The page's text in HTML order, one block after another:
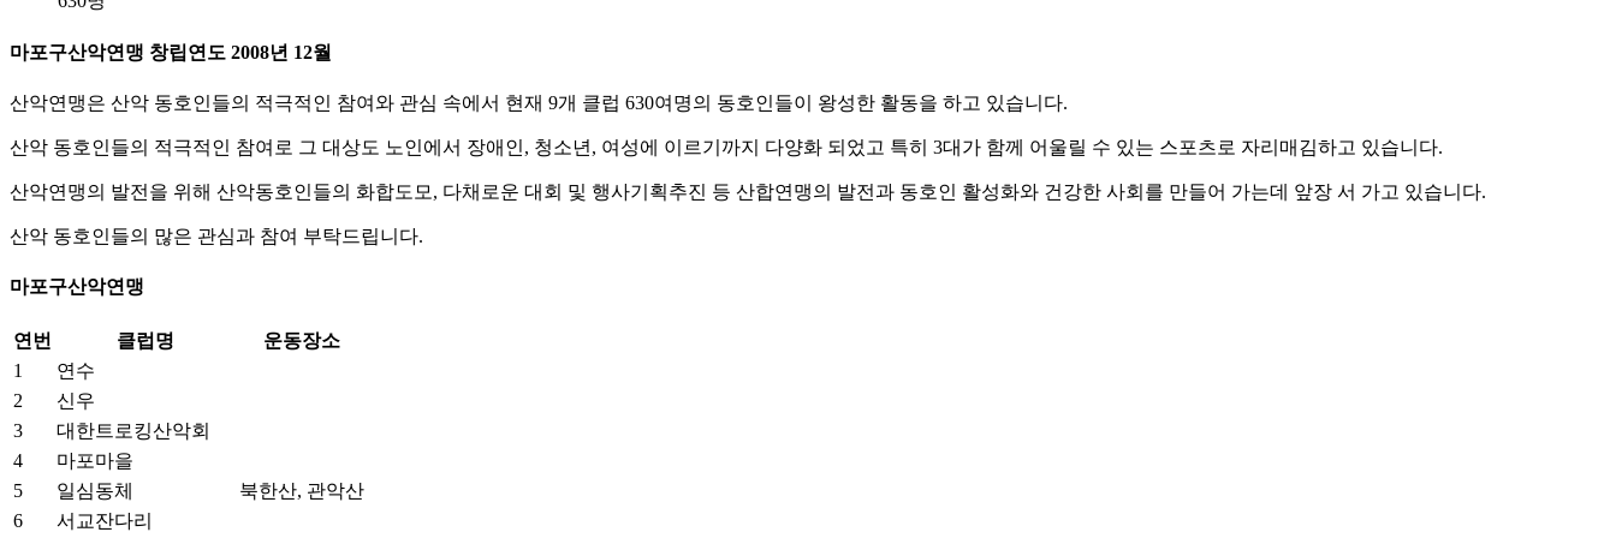
마포구산악연맹 창립연도 2008년 12월
산악연맹은 산악 동호인들의 적극적인 참여와 관심 속에서 현재 9개 클럽 630여명의 동호인들이 왕성한 활동을 하고 있습니다.
산악 동호인들의 적극적인 참여로 그 대상도 노인에서 장애인, 청소년, 여성에 이르기까지 다양화 되었고 특히 3대가 함께 어울릴 수 있는 스포츠로 자리매김하고 있습니다.
산악연맹의 발전을 위해 산악동호인들의 화합도모, 다채로운 대회 및 행사기획추진 등 산합연맹의 발전과 동호인 활성화와 건강한 사회를 만들어 가는데 앞장 서 가고 있습니다.
산악 동호인들의 많은 관심과 참여 부탁드립니다.
마포구산악연맹
연번 클럽명
운동장소
1
연수
북한산, 관악산
2
신우
3
대한트로킹산악회
4
마포마을
5
일심동체
6
서교잔다리